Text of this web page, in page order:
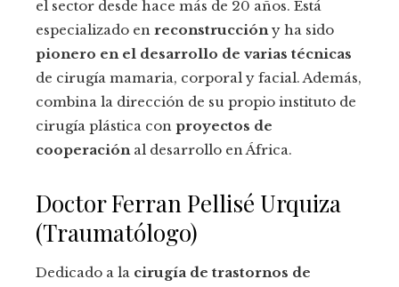
el sector desde hace más de 20 años. Está
especializado en reconstruccióny ha sido
pionero en el desarrollo de varias técnicas
de cirugía mamaria, corporal y facial. Además,
combina la dirección de su propio instituto de
cirugía plástica con proyectos de
cooperaciónal desarrollo en África.
Doctor Ferran Pellisé Urquiza
(Traumatólogo)
Dedicado a la cirugía de trastornos de